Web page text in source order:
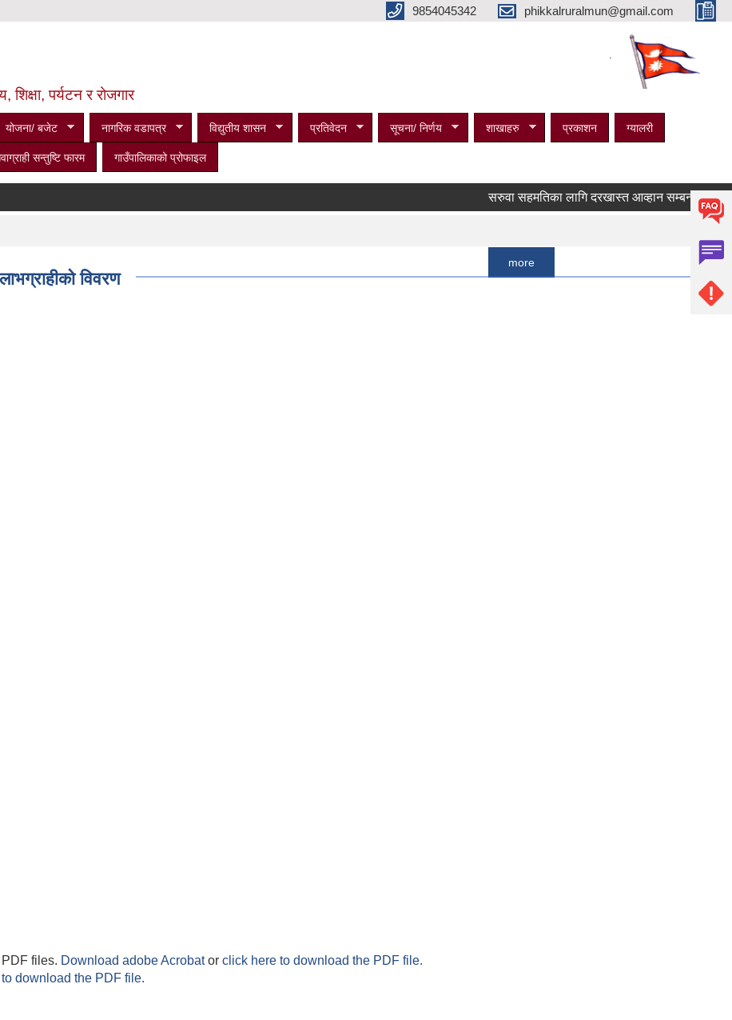
9854045342 phikkalruralmun@gmail.com
पर्यटन र रोजगार
योजना/ बजेट नागरिक वडापत्र विद्युतीय शासन प्रतिवेदन सूचना/ निर्णय शाखाहरु प्रकाशन ग्यालरी
सन्तुष्टि फारम गाउँपालिकाको प्रोफाइल
सरुवा सहमतिका लागि दरखास्त आव्हान सम्बन्धी सूचना ।
विवरण
files. Download adobe Acrobator click here to download the PDF file.
download the PDF file.